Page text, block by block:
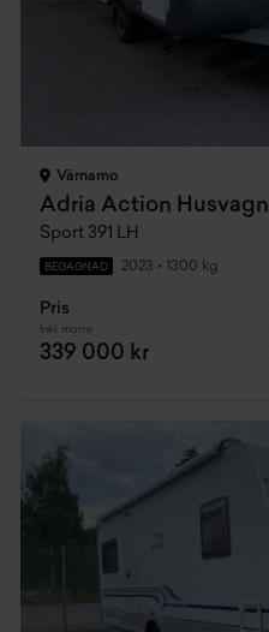
Värnamo
Adria Action Husvagn
Sport 391 LH
BEGAGNAD 2023 • 1300 kg
Pris
Inkl. moms
339 000 kr